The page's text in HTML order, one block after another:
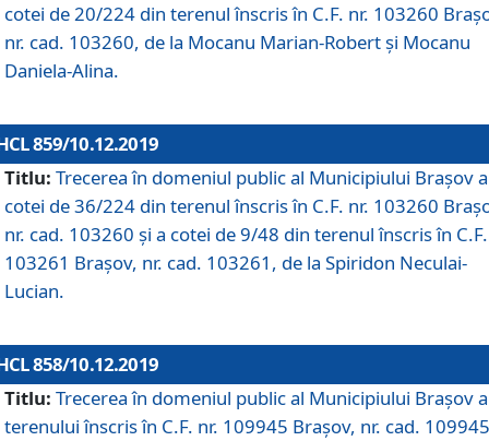
cotei de 20/224 din terenul înscris în C.F. nr. 103260
nr. cad. 103260, de la Mocanu Marian-Robert și Mocanu
Daniela-Alina.
859/10.12.2019
Titlu: Trecerea în domeniul public al Municipiului Braşov a
cotei de 36/224 din terenul înscris în C.F. nr. 103260
nr. cad. 103260 și a cotei de 9/48 din terenul înscris în
103261 Brașov, nr. cad. 103261, de la Spiridon Neculai-
Lucian.
858/10.12.2019
Titlu: Trecerea în domeniul public al Municipiului Braşov a
terenului înscris în C.F. nr. 109945 Brașov, nr. cad.